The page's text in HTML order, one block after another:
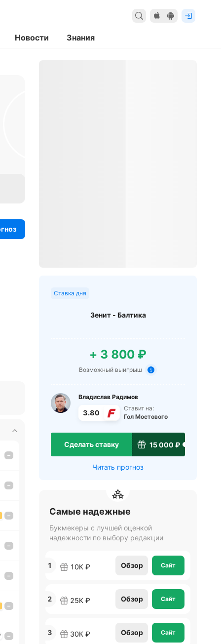
Новости Знания
–
–
–
–
–
–
–
Ставка дня
Зенит - Балтика
+ 3 800 ₽
Возможный выигрыш
Владислав Радимов
3.80
Ставит на:
Гол Мостового
Сделать ставку 15 000 ₽
Читать прогноз
Самые надежные
Букмекеры с лучшей оценкой
надежности по выбору редакции
1 10К ₽ Обзор Сайт
2 25К ₽ Обзор Сайт
3 30К ₽ Обзор Сайт